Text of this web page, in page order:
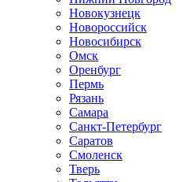
Новокузнецк
Новороссийск
Новосибирск
Омск
Оренбург
Пермь
Рязань
Самара
Санкт-Петербург
Саратов
Смоленск
Тверь